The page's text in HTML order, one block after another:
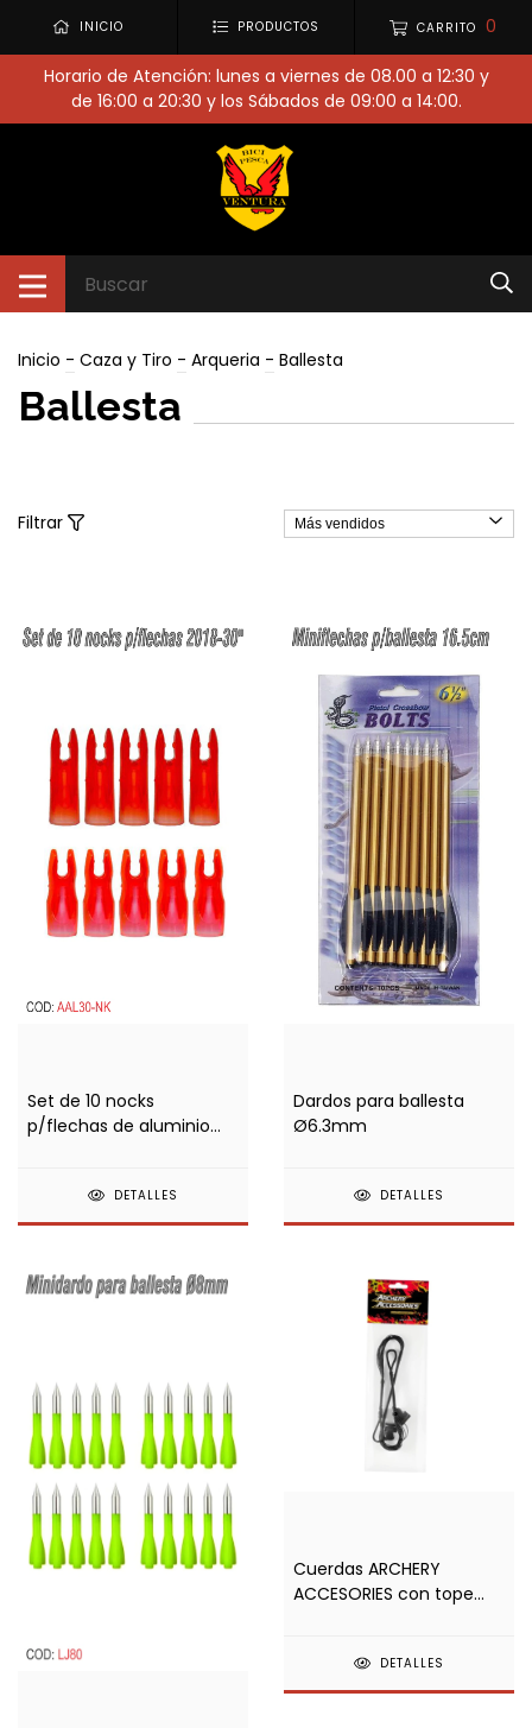
INICIO PRODUCTOS CARRITO 0
Horario de Atención: lunes a viernes de 08.00 a 12:30 y
de 16:00 a 20:30 y los Sábados de 09:00 a 14:00.
Inicio - Caza y Tiro - Arqueria - Ballesta
Ballesta
Filtrar
Set de 10 nocks
p/flechas de aluminio
DETALLES
Dardos para ballesta
Ø6.3mm
DETALLES
Cuerdas ARCHERY
ACCESORIES con tope
DETALLES